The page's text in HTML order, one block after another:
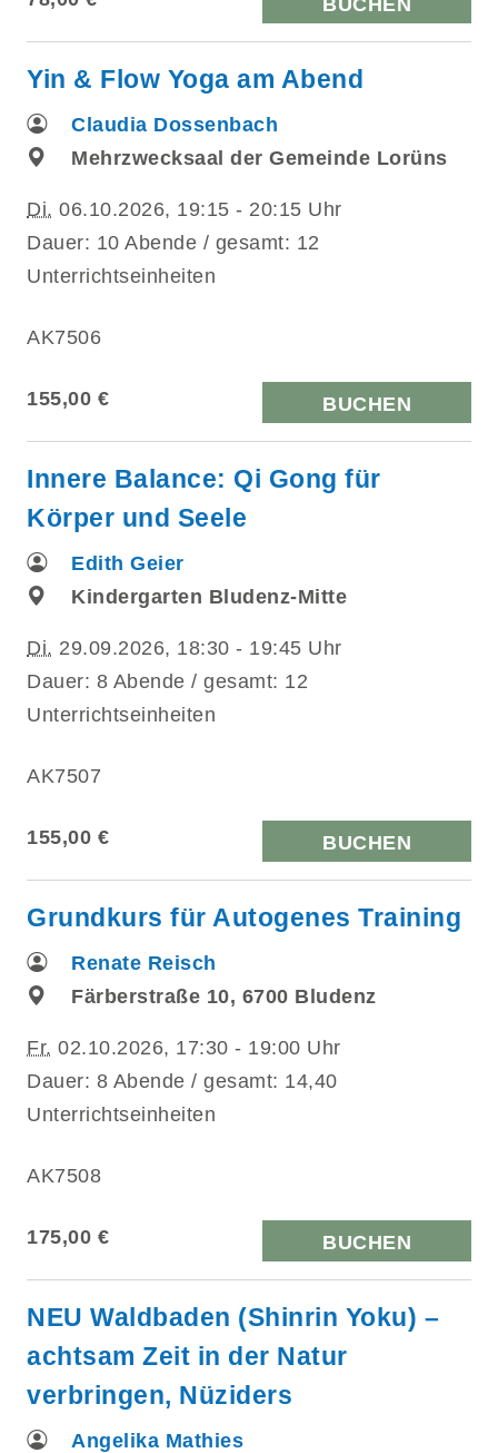
Yin & Flow Yoga am Abend
Claudia Dossenbach
Mehrzwecksaal der Gemeinde Lorüns
Di. 06.10.2026, 19:15 - 20:15 Uhr
Dauer: 10 Abende / gesamt: 12
Unterrichtseinheiten
AK7506
155,00 € BUCHEN
Innere Balance: Qi Gong für
Körper und Seele
Edith Geier
Kindergarten Bludenz-Mitte
Di. 29.09.2026, 18:30 - 19:45 Uhr
Dauer: 8 Abende / gesamt: 12
Unterrichtseinheiten
AK7507
155,00 € BUCHEN
Grundkurs für Autogenes Training
Renate Reisch
Färberstraße 10, 6700 Bludenz
Fr. 02.10.2026, 17:30 - 19:00 Uhr
Dauer: 8 Abende / gesamt: 14,40
Unterrichtseinheiten
AK7508
175,00 € BUCHEN
NEU Waldbaden (Shinrin Yoku) –
achtsam Zeit in der Natur
verbringen, Nüziders
Angelika Mathies